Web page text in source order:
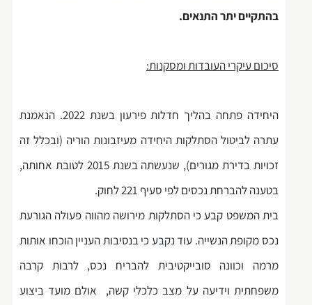
בהתקיים יתר התנאים.
סיכום עיקרי העובדות ומסקנות:
היחידה פתחה בהליך חדלות פירעון בשנת 2022. הנאמנת
עתרה לביטול הסתלקות היחידה מעיזבונות הוריה (ובכלל זה
זכויות בדירת מגורים), שנעשתה בשנת 2015 לטובת אחותה,
בטענה להברחת נכסים לפי סעיף 221 לחוק.
בית המשפט קבע כי הסתלקות מירושה מהווה פעולה הגורעת
נכס מקופת הנשייה. עוד נקבע כי בנסיבות העניין הוכחו אותות
מרמה וכוונה סובייקטיבית להבריח נכס, לרבות קרבה
משפחתית וידיעה על מצב כלכלי קשה, אולם מועד ביצוע